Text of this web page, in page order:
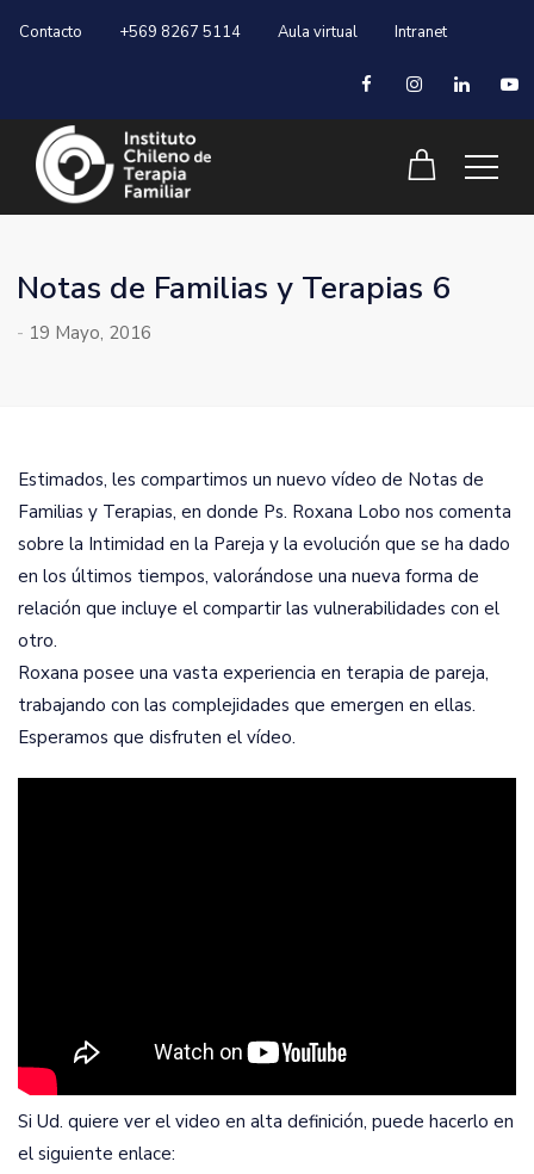
Contacto +569 8267 5114 Aula virtual Intranet
Notas de Familias y Terapias 6
- 19 Mayo, 2016
Estimados, les compartimos un nuevo vídeo de Notas de
Familias y Terapias, en donde Ps. Roxana Lobo nos comenta
sobre la Intimidad en la Pareja y la evolución que se ha dado
en los últimos tiempos, valorándose una nueva forma de
relación que incluye el compartir las vulnerabilidades con el
otro.
Roxana posee una vasta experiencia en terapia de pareja,
trabajando con las complejidades que emergen en ellas.
Esperamos que disfruten el vídeo.
Si Ud. quiere ver el video en alta definición, puede hacerlo en
el siguiente enlace: